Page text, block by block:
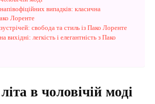
випадків: класична
Лоренте
свобода та стиль із Пако Лоренте
легкість і елегантність з Пако
в чоловічій моді